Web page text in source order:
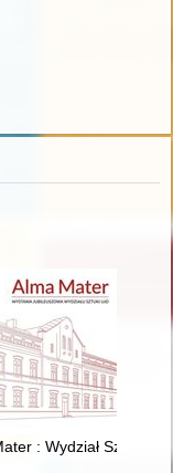
narodowy dla
: monografia
: Wydział Sztuki